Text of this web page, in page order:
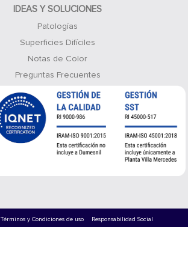
IDEAS Y SOLUCIONES
Patologías
Superficies Difíciles
Notas de Color
Preguntas Frecuentes
Términos y Condiciones de uso Responsabilidad Social